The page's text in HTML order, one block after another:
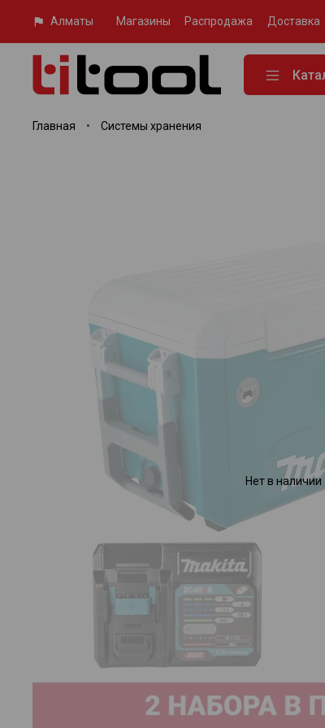
Алматы Магазины Распродажа Доставка
Главная Системы хранения
Нет в наличии